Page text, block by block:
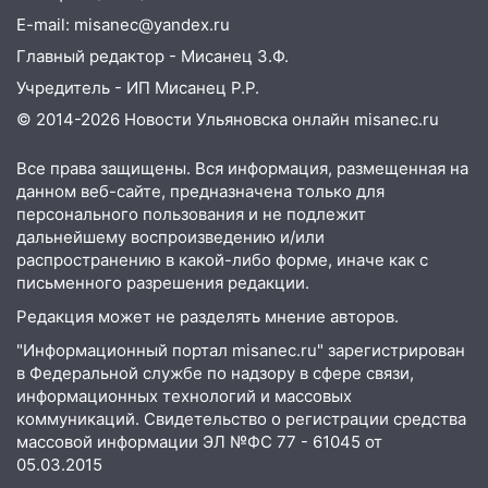
ракетную опасность: звучат сирены
07.08.2026
20:40 Ульяновские аграрии смогут
купить тракторы с отсрочкой платежа
19:34 В следственном управлении
состоялось торжественное
мероприятие, приуроченное к
празднованию Дня сотрудника органов
следствия Российской Федерации
19:30
Ульяновцев приглашают
на фестивале «ФормАРТ»
18:11 Ульяновская область стала
пилотным регионом проекта
«Культурное долголетие»
E-mail: misanec@yandex.ru
Главный редактор - Мисанец З.Ф.
Учредитель - ИП Мисанец Р.Р.
© 2014-2026 Новости Ульяновска онлайн misanec.ru
Все права защищены. Вся информация, размещенная на
данном веб-сайте, предназначена только для
персонального пользования и не подлежит
дальнейшему воспроизведению и/или
распространению в какой-либо форме, иначе как с
письменного разрешения редакции.
Редакция может не разделять мнение авторов.
"Информационный портал misanec.ru" зарегистрирован
в Федеральной службе по надзору в сфере связи,
информационных технологий и массовых
коммуникаций. Свидетельство о регистрации средства
массовой информации ЭЛ №ФС 77 - 61045 от
05.03.2015